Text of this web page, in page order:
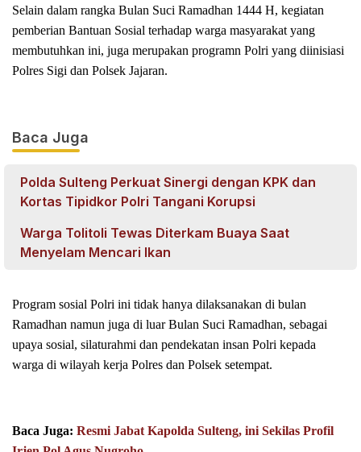
Selain dalam rangka Bulan Suci Ramadhan 1444 H, kegiatan
pemberian Bantuan Sosial terhadap warga masyarakat yang
membutuhkan ini, juga merupakan programn Polri yang diinisiasi
Polres Sigi dan Polsek Jajaran.
Baca Juga
Polda Sulteng Perkuat Sinergi dengan KPK dan
Kortas Tipidkor Polri Tangani Korupsi
Warga Tolitoli Tewas Diterkam Buaya Saat
Menyelam Mencari Ikan
Program sosial Polri ini tidak hanya dilaksanakan di bulan
Ramadhan namun juga di luar Bulan Suci Ramadhan, sebagai
upaya sosial, silaturahmi dan pendekatan insan Polri kepada
warga di wilayah kerja Polres dan Polsek setempat.
Baca Juga: Resmi Jabat Kapolda Sulteng, ini Sekilas Profil